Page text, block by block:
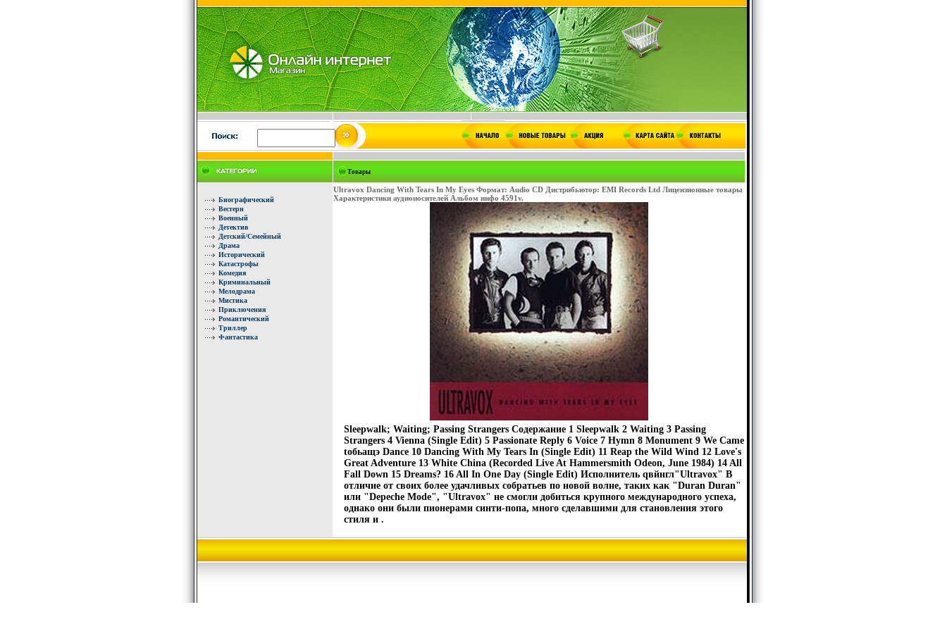
Биографический
Вестерн
Военный
Детектив
Детский/Семейный
Драма
Исторический
Катастрофы
Комедия
Криминальный
Мелодрама
Мистика
Приключения
Романтический
Триллер
Фантастика
Товары
Ultravox Dancing With Tears In My Eyes Формат: Audio CD Дистрибьютор: EMI Records Ltd Лицензионные товары
Характеристики аудионосителей Альбом инфо 4591v.
Sleepwalk; Waiting; Passing Strangers Содержание 1 Sleepwalk 2 Waiting 3 Passing
Strangers 4 Vienna (Single Edit) 5 Passionate Reply 6 Voice 7 Hymn 8 Monument 9 We Came
toбьащэ Dance 10 Dancing With My Tears In (Single Edit) 11 Reap the Wild Wind 12 Love's
Great Adventure 13 White China (Recorded Live At Hammersmith Odeon, June 1984) 14 All
Fall Down 15 Dreams? 16 All In One Day (Single Edit) Исполнитель qвйнгл"Ultravox" В
отличие от своих более удачливых собратьев по новой волне, таких как "Duran Duran"
или "Depeche Mode", "Ultravox" не смогли добиться крупного международного успеха,
однако они были пионерами синти-попа, много сделавшими для становления этого
стиля и .